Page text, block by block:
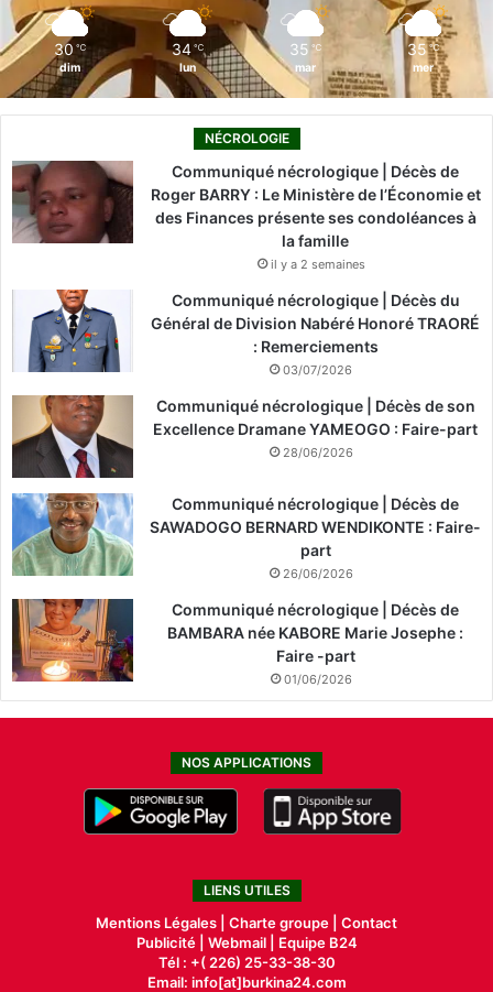
30 ℃
dim
34 ℃
lun
35 ℃
mar
35 ℃
mer
NÉCROLOGIE
Communiqué nécrologique | Décès de
Roger BARRY : Le Ministère de l’Économie et
des Finances présente ses condoléances à
la famille
il y a 2 semaines
Communiqué nécrologique | Décès du
Général de Division Nabéré Honoré TRAORÉ
: Remerciements
03/07/2026
Communiqué nécrologique | Décès de son
Excellence Dramane YAMEOGO : Faire-part
28/06/2026
Communiqué nécrologique | Décès de
SAWADOGO BERNARD WENDIKONTE : Faire-
part
26/06/2026
Communiqué nécrologique | Décès de
BAMBARA née KABORE Marie Josephe :
Faire -part
01/06/2026
NOS APPLICATIONS
LIENS UTILES
Mentions Légales | Charte groupe | Contact
Publicité| Webmail |
Equipe B24
Tél : +( 226) 25-33-38-30
Email: info[at]burkina24.com